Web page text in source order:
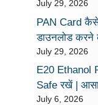
July 29, 2026
PAN Card
डाउनलोड करने
July 29, 2026
E20 Ethanol
Safe रखें |
July 6, 2026